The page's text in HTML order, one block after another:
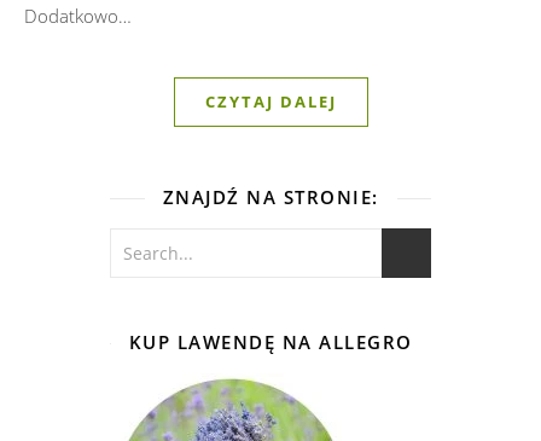
Dodatkowo…
CZYTAJ DALEJ
ZNAJDŹ NA STRONIE:
KUP LAWENDĘ NA ALLEGRO